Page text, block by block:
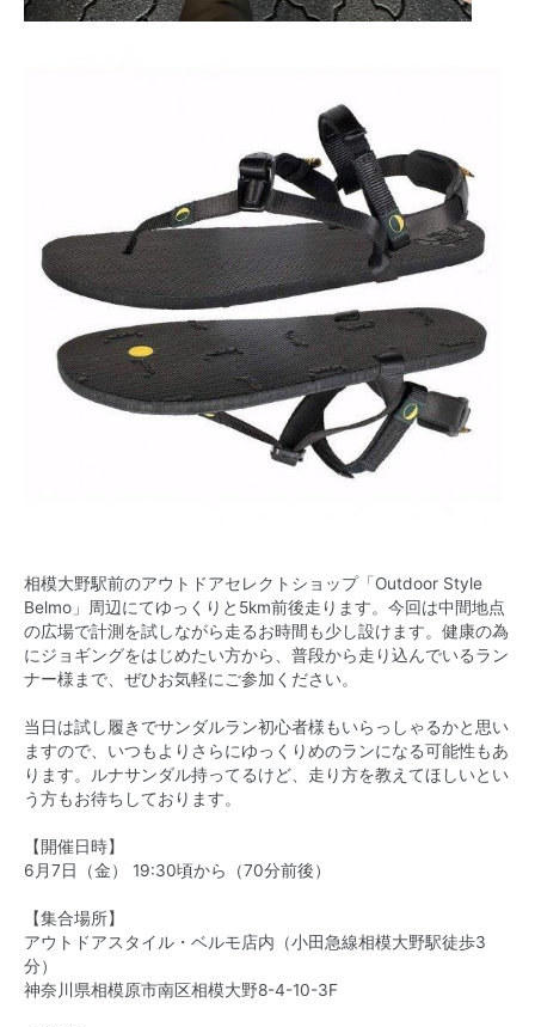
相模大野駅前のアウトドアセレクトショップ「Outdoor Style
Belmo」周辺にてゆっくりと5km前後走ります。今回は中間地点
の広場で計測を試しながら走るお時間も少し設けます。健康の為
にジョギングをはじめたい方から、普段から走り込んでいるラン
ナー様まで、ぜひお気軽にご参加ください。
当日は試し履きでサンダルラン初心者様もいらっしゃるかと思い
ますので、いつもよりさらにゆっくりめのランになる可能性もあ
ります。ルナサンダル持ってるけど、走り方を教えてほしいとい
う方もお待ちしております。
【開催日時】
6月7日（金） 19:30頃から（70分前後）
【集合場所】
アウトドアスタイル・ベルモ店内（小田急線相模大野駅徒歩3
分）
神奈川県相模原市南区相模大野8-4-10-3F